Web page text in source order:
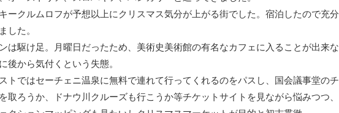
ークルムロフが予想以上にクリスマス気分が上がる街でした。宿泊したので充分
した。
は駆け足。月曜日だったため、美術史美術館の有名なカフェに入ることが出来な
後から気付くという失態。
トではセーチェニ温泉に無料で連れて行ってくれるのをパスし、国会議事堂のチ
取ろうか、ドナウ川クルーズも行こうか等チケットサイトを見ながら悩みつつ、